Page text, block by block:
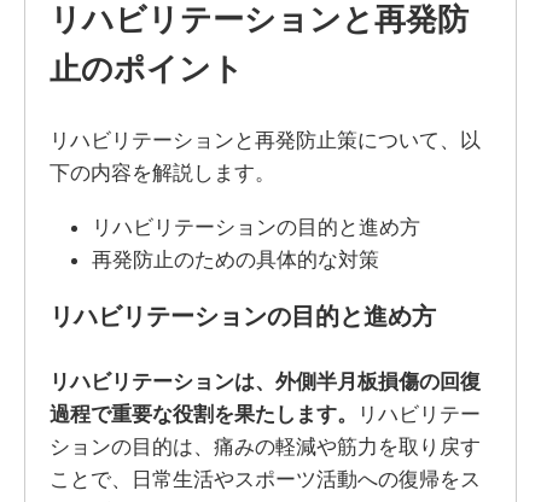
リハビリテーションと再発防
止のポイント
リハビリテーションと再発防止策について、以
下の内容を解説します。
リハビリテーションの目的と進め方
再発防止のための具体的な対策
リハビリテーションの目的と進め方
リハビリテーションは、外側半月板損傷の回復
過程で重要な役割を果たします。
リハビリテー
ションの目的は、痛みの軽減や筋力を取り戻す
ことで、日常生活やスポーツ活動への復帰をス